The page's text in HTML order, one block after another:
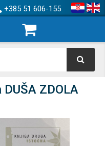
+385 51 606-155
ZDOLA